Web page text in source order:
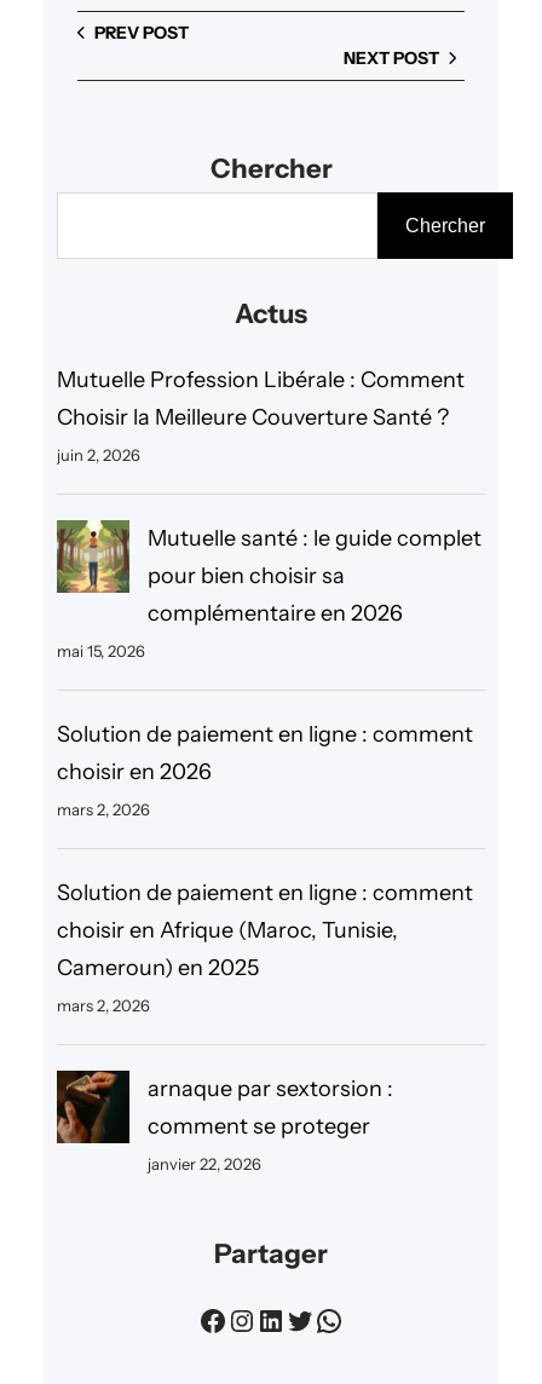
PREV POST
NEXT POST
Chercher
c
h
r
Chercher
Actus
Mutuelle Profession Libérale : Comment
Choisir la Meilleure Couverture Santé ?
juin 2, 2026
Mutuelle santé : le guide complet
pour bien choisir sa
complémentaire en 2026
mai 15, 2026
Solution de paiement en ligne : comment
choisir en 2026
mars 2, 2026
Solution de paiement en ligne : comment
choisir en Afrique (Maroc, Tunisie,
Cameroun) en 2025
mars 2, 2026
arnaque par sextorsion :
comment se proteger
janvier 22, 2026
Partager
Facebook Instagram LinkedIn Twitter WhatsApp